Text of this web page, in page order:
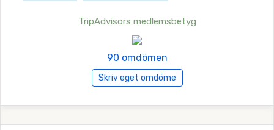
TripAdvisors medlemsbetyg
90 omdömen
Skriv eget omdöme